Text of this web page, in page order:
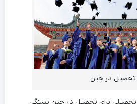
تحصیل در چین